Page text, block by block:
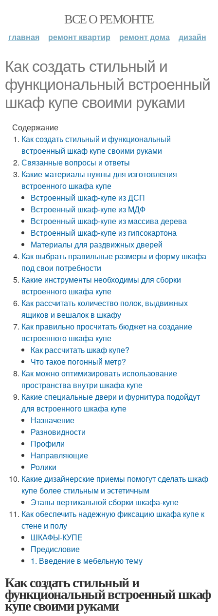
ВСЕ О РЕМОНТЕ
главная ремонт квартир ремонт дома дизайн
Как создать стильный и
функциональный встроенный
шкаф купе своими руками
Содержание
Как создать стильный и функциональный
встроенный шкаф купе своими руками
Связанные вопросы и ответы
Какие материалы нужны для изготовления
встроенного шкафа купе
Встроенный шкаф-купе из ДСП
Встроенный шкаф-купе из МДФ
Встроенный шкаф-купе из массива дерева
Встроенный шкаф-купе из гипсокартона
Материалы для раздвижных дверей
Как выбрать правильные размеры и форму шкафа
под свои потребности
Какие инструменты необходимы для сборки
встроенного шкафа купе
Как рассчитать количество полок, выдвижных
ящиков и вешалок в шкафу
Как правильно просчитать бюджет на создание
встроенного шкафа купе
Как рассчитать шкаф купе?
Что такое погонный метр?
Как можно оптимизировать использование
пространства внутри шкафа купе
Какие специальные двери и фурнитура подойдут
для встроенного шкафа купе
Назначение
Разновидности
Профили
Направляющие
Ролики
Какие дизайнерские приемы помогут сделать шкаф
купе более стильным и эстетичным
Этапы вертикальной сборки шкафа-купе
Как обеспечить надежную фиксацию шкафа купе к
стене и полу
ШКАФЫ-КУПЕ
Предисловие
1. Введение в мебельную тему
Как создать стильный и
функциональный встроенный шкаф
купе своими руками